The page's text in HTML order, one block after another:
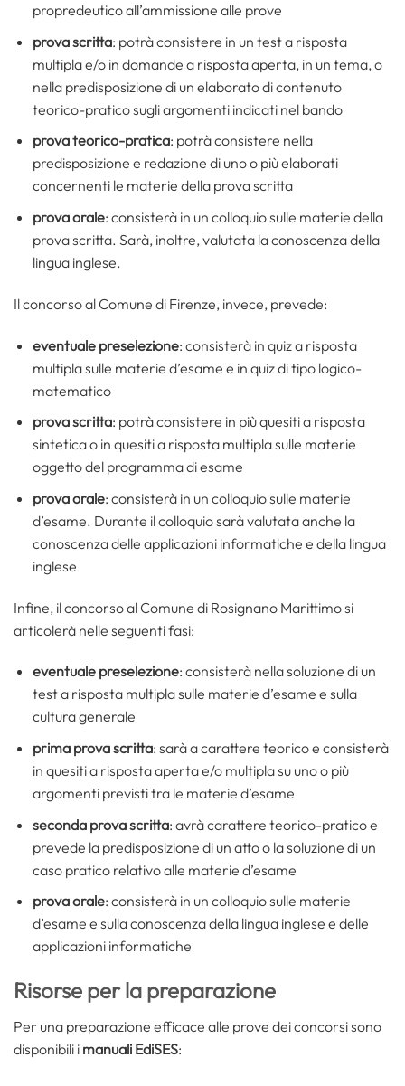
propredeutico all’ammissione alle prove
prova scritta: potrà consistere in un test a risposta
multipla e/o in domande a risposta aperta, in un tema, o
nella predisposizione di un elaborato di contenuto
teorico-pratico sugli argomenti indicati nel bando
prova teorico-pratica: potrà consistere nella
predisposizione e redazione di uno o più elaborati
concernenti le materie della prova scritta
prova orale: consisterà in un colloquio sulle materie della
prova scritta. Sarà, inoltre, valutata la conoscenza della
lingua inglese.
Il concorso al Comune di Firenze, invece, prevede:
eventuale preselezione: consisterà in quiz a risposta
multipla sulle materie d’esame e in quiz di tipo logico-
matematico
prova scritta: potrà consistere in più quesiti a risposta
sintetica o in quesiti a risposta multipla sulle materie
oggetto del programma di esame
prova orale: consisterà in un colloquio sulle materie
d’esame. Durante il colloquio sarà valutata anche la
conoscenza delle applicazioni informatiche e della lingua
inglese
Infine, il concorso al Comune di Rosignano Marittimo si
articolerà nelle seguenti fasi:
eventuale preselezione: consisterà nella soluzione di un
test a risposta multipla sulle materie d’esame e sulla
cultura generale
prima prova scritta: sarà a carattere teorico e consisterà
in quesiti a risposta aperta e/o multipla su uno o più
argomenti previsti tra le materie d’esame
seconda prova scritta: avrà carattere teorico-pratico e
prevede la predisposizione di un atto o la soluzione di un
caso pratico relativo alle materie d’esame
prova orale: consisterà in un colloquio sulle materie
d’esame e sulla conoscenza della lingua inglese e delle
applicazioni informatiche
Risorse per la preparazione
Per una preparazione efficace alle prove dei concorsi sono
disponibili i manuali EdiSES: